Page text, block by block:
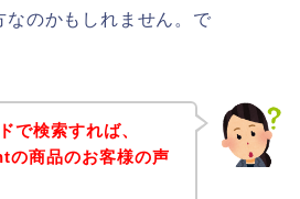
なのかもしれません。で
で検索すれば、
商品のお客様の声